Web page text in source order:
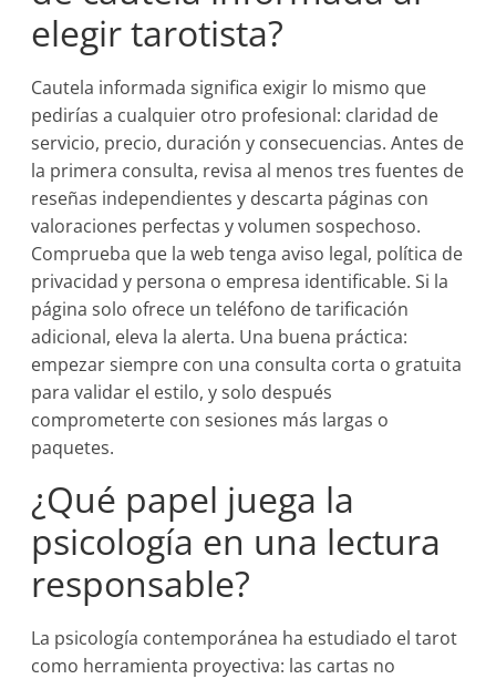
elegir tarotista?
Cautela informada significa exigir lo mismo que
pedirías a cualquier otro profesional: claridad de
servicio, precio, duración y consecuencias. Antes de
la primera consulta, revisa al menos tres fuentes de
reseñas independientes y descarta páginas con
valoraciones perfectas y volumen sospechoso.
Comprueba que la web tenga aviso legal, política de
privacidad y persona o empresa identificable. Si la
página solo ofrece un teléfono de tarificación
adicional, eleva la alerta. Una buena práctica:
empezar siempre con una consulta corta o gratuita
para validar el estilo, y solo después
comprometerte con sesiones más largas o
paquetes.
¿Qué papel juega la
psicología en una lectura
responsable?
La psicología contemporánea ha estudiado el tarot
como herramienta proyectiva: las cartas no